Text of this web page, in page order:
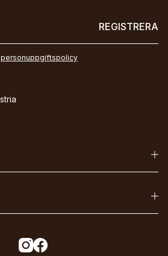
REGISTRERA
personuppgiftspolicy